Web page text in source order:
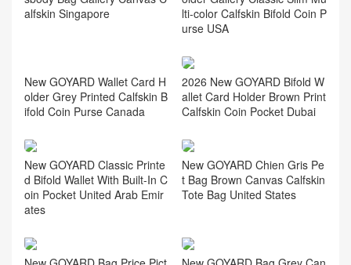
alfskin Singapore
lti-color Calfskin Bifold Coin P
urse USA
New GOYARD Wallet Card H
older Grey Printed Calfskin B
ifold Coin Purse Canada
2026 New GOYARD Bifold W
allet Card Holder Brown Print
Calfskin Coin Pocket Dubai
New GOYARD Classic Printe
d Bifold Wallet With Built-In C
oin Pocket United Arab Emir
ates
New GOYARD Chien Gris Pe
t Bag Brown Canvas Calfskin
Tote Bag United States